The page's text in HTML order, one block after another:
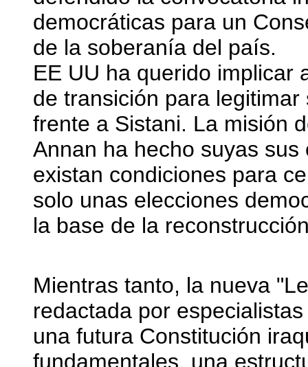
democráticas para un
de la soberanía del país.
EE UU ha querido implicar
de transición para
frente a Sistani. La misión
Annan ha hecho suyas
existan condiciones para
solo unas elecciones
la base de la
Mientras tanto, la nueva
redactada por
una futura Constitución
fundamentales, una